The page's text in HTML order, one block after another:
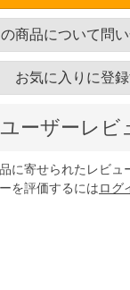
商品について問
お気に入りに登
ユーザーレビ
に寄せられたレビュ
を評価するにはログ